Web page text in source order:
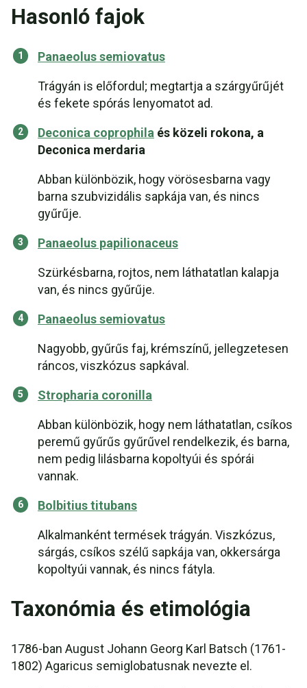
Hasonló fajok
Panaeolus semiovatus
Trágyán is előfordul; megtartja a szárgyűrűjét
és fekete spórás lenyomatot ad.
Deconica coprophila és közeli rokona, a
Deconica merdaria
Abban különbözik, hogy vörösesbarna vagy
barna szubvizidális sapkája van, és nincs
gyűrűje.
Panaeolus papilionaceus
Szürkésbarna, rojtos, nem láthatatlan kalapja
van, és nincs gyűrűje.
Panaeolus semiovatus
Nagyobb, gyűrűs faj, krémszínű, jellegzetesen
ráncos, viszkózus sapkával.
Stropharia coronilla
Abban különbözik, hogy nem láthatatlan, csíkos
peremű gyűrűs gyűrűvel rendelkezik, és barna,
nem pedig lilásbarna kopoltyúi és spórái
vannak.
Bolbitius titubans
Alkalmanként termések trágyán. Viszkózus,
sárgás, csíkos szélű sapkája van, okkersárga
kopoltyúi vannak, és nincs fátyla.
Taxonómia és etimológia
1786-ban August Johann Georg Karl Batsch (1761-
1802) Agaricus semiglobatusnak nevezte el.